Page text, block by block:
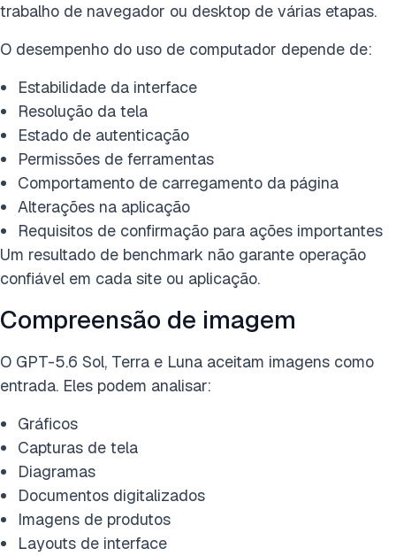
trabalho de navegador ou desktop de várias etapas.
O desempenho do uso de computador depende de:
Estabilidade da interface
Resolução da tela
Estado de autenticação
Permissões de ferramentas
Comportamento de carregamento da página
Alterações na aplicação
Requisitos de confirmação para ações importantes
Um resultado de benchmark não garante operação
confiável em cada site ou aplicação.
Compreensão de imagem
O GPT-5.6 Sol, Terra e Luna aceitam imagens como
entrada. Eles podem analisar:
Gráficos
Capturas de tela
Diagramas
Documentos digitalizados
Imagens de produtos
Layouts de interface